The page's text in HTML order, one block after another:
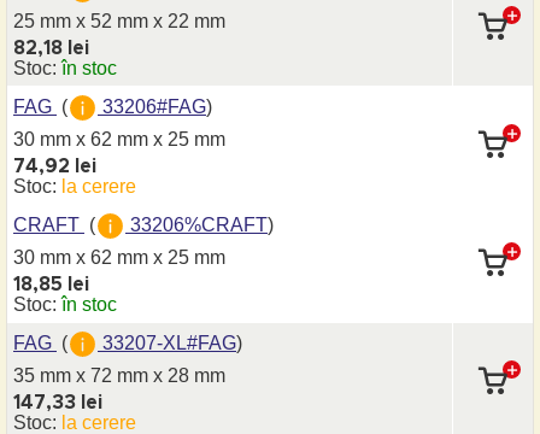
25 mm x 52 mm x 22 mm
82,18 lei
Stoc:în stoc
FAG ( 33206#FAG)
30 mm x 62 mm x 25 mm
74,92 lei
Stoc: la cerere
CRAFT ( 33206%CRAFT)
30 mm x 62 mm x 25 mm
18,85 lei
Stoc:în stoc
FAG ( 33207-XL#FAG)
35 mm x 72 mm x 28 mm
147,33 lei
Stoc: la cerere